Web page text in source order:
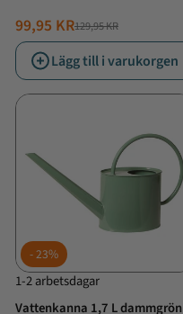
NORMALT
PRIS
129,95 KR
ERBJUDANDE
PRIS
99,95 KR
Lägg till i varukorgen
23%
1-2 arbetsdagar
Vattenkanna 1,7 L dammgrön